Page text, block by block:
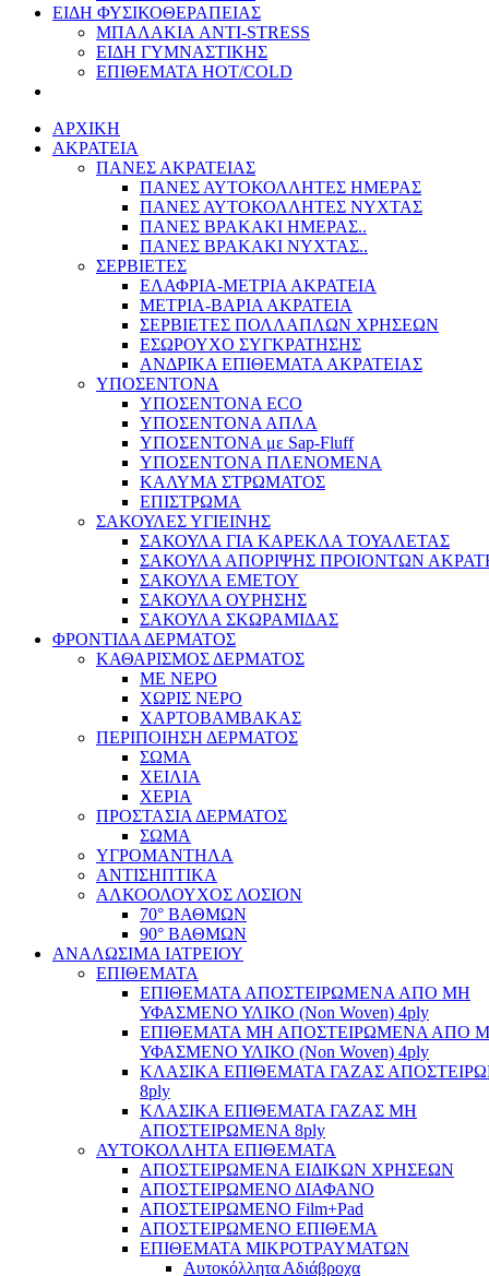
ΕΙΔΗ ΦΥΣΙΚΟΘΕΡΑΠΕΙΑΣ
ΜΠΑΛΑΚΙΑ ANTI-STRESS
ΕΙΔΗ ΓΥΜΝΑΣΤΙΚΗΣ
ΕΠΙΘΕΜΑΤΑ HOT/COLD
ΑΡΧΙΚΗ
ΑΚΡΑΤΕΙΑ
ΠΑΝΕΣ ΑΚΡΑΤΕΙΑΣ
ΠΑΝΕΣ ΑΥΤΟΚΟΛΛΗΤΕΣ ΗΜΕΡΑΣ
ΠΑΝΕΣ ΑΥΤΟΚΟΛΛΗΤΕΣ ΝΥΧΤΑΣ
ΠΑΝΕΣ ΒΡΑΚΑΚΙ ΗΜΕΡΑΣ..
ΠΑΝΕΣ ΒΡΑΚΑΚΙ ΝΥΧΤΑΣ..
ΣΕΡΒΙΕΤΕΣ
ΕΛΑΦΡΙΑ-ΜΕΤΡΙΑ ΑΚΡΑΤΕΙΑ
ΜΕΤΡΙΑ-ΒΑΡΙΑ ΑΚΡΑΤΕΙΑ
ΣΕΡΒΙΕΤΕΣ ΠΟΛΛΑΠΛΩΝ ΧΡΗΣΕΩΝ
ΕΣΩΡΟΥΧΟ ΣΥΓΚΡΑΤΗΣΗΣ
ΑΝΔΡΙΚΑ ΕΠΙΘΕΜΑΤΑ ΑΚΡΑΤΕΙΑΣ
ΥΠΟΣΕΝΤΟΝΑ
ΥΠΟΣΕΝΤΟΝΑ ECO
ΥΠΟΣΕΝΤΟΝΑ ΑΠΛΑ
ΥΠΟΣΕΝΤΟΝΑ με Sap-Fluff
ΥΠΟΣΕΝΤΟΝΑ ΠΛΕΝΟΜΕΝΑ
ΚΑΛΥΜΑ ΣΤΡΩΜΑΤΟΣ
ΕΠΙΣΤΡΩΜΑ
ΣΑΚΟΥΛΕΣ ΥΓΙΕΙΝΗΣ
ΣΑΚΟΥΛΑ ΓΙΑ ΚΑΡΕΚΛΑ ΤΟΥΑΛΕΤΑΣ
ΣΑΚΟΥΛΑ ΑΠΟΡΙΨΗΣ ΠΡΟΙΟΝΤΩΝ
ΣΑΚΟΥΛΑ ΕΜΕΤΟΥ
ΣΑΚΟΥΛΑ ΟΥΡΗΣΗΣ
ΣΑΚΟΥΛΑ ΣΚΩΡΑΜΙΔΑΣ
ΦΡΟΝΤΙΔΑ ΔΕΡΜΑΤΟΣ
ΚΑΘΑΡΙΣΜΟΣ ΔΕΡΜΑΤΟΣ
ΜΕ ΝΕΡΟ
ΧΩΡΙΣ ΝΕΡΟ
ΧΑΡΤΟΒΑΜΒΑΚΑΣ
ΠΕΡΙΠΟΙΗΣΗ ΔΕΡΜΑΤΟΣ
ΣΩΜΑ
ΧΕΙΛΙΑ
ΧΕΡΙΑ
ΠΡΟΣΤΑΣΙΑ ΔΕΡΜΑΤΟΣ
ΣΩΜΑ
ΥΓΡΟΜΑΝΤΗΛΑ
ΑΝΤΙΣΗΠΤΙΚΑ
ΑΛΚΟΟΛΟΥΧΟΣ ΛΟΣΙΟΝ
70° ΒΑΘΜΩΝ
90° ΒΑΘΜΩΝ
ΑΝΑΛΩΣΙΜΑ ΙΑΤΡΕΙΟΥ
ΕΠΙΘΕΜΑΤΑ
ΕΠΙΘΕΜΑΤΑ ΑΠΟΣΤΕΙΡΩΜΕΝΑ ΑΠΟ ΜΗ
ΥΦΑΣΜΕΝΟ ΥΛΙΚΟ (Non Woven) 4ply
ΕΠΙΘΕΜΑΤΑ ΜΗ ΑΠΟΣΤΕΙΡΩΜΕΝΑ ΑΠΟ
ΥΦΑΣΜΕΝΟ ΥΛΙΚΟ (Non Woven) 4ply
ΚΛΑΣΙΚΑ ΕΠΙΘΕΜΑΤΑ ΓΑΖΑΣ
8ply
ΚΛΑΣΙΚΑ ΕΠΙΘΕΜΑΤΑ ΓΑΖΑΣ ΜΗ
ΑΠΟΣΤΕΙΡΩΜΕΝΑ 8ply
ΑΥΤΟΚΟΛΛΗΤΑ ΕΠΙΘΕΜΑΤΑ
ΑΠΟΣΤΕΙΡΩΜΕΝΑ ΕΙΔΙΚΩΝ ΧΡΗΣΕΩΝ
ΑΠΟΣΤΕΙΡΩΜΕΝΟ ΔΙΑΦΑΝΟ
ΑΠΟΣΤΕΙΡΩΜΕΝΟ Film+Pad
ΑΠΟΣΤΕΙΡΩΜΕΝΟ ΕΠΙΘΕΜΑ
ΕΠΙΘΕΜΑΤΑ ΜΙΚΡΟΤΡΑΥΜΑΤΩΝ
Αυτοκόλλητα Αδιάβροχα